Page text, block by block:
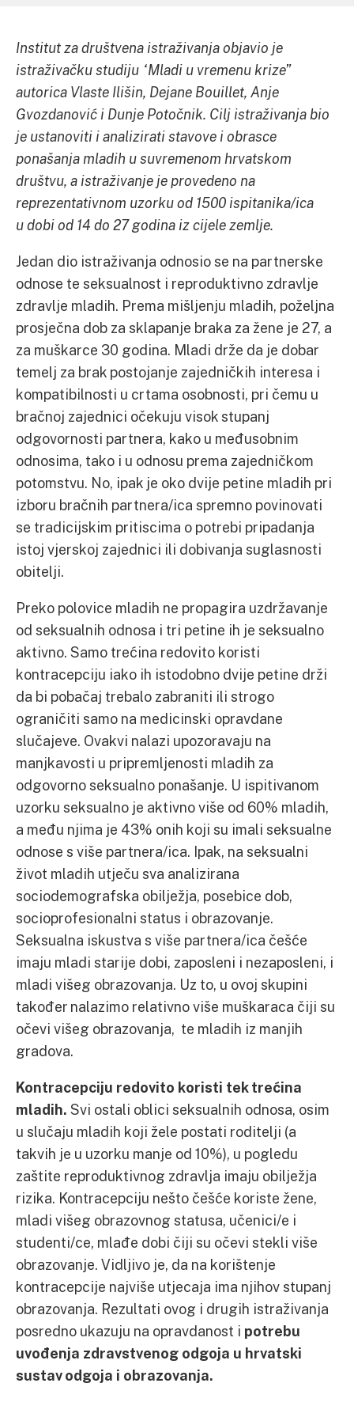
Institut za društvena istraživanja objavio je
istraživačku studiju “Mladi u vremenu krize”
autorica Vlaste Ilišin, Dejane Bouillet, Anje
Gvozdanović i Dunje Potočnik. Cilj istraživanja bio
je ustanoviti i analizirati stavove i obrasce
ponašanja mladih u suvremenom hrvatskom
društvu, a istraživanje je provedeno na
reprezentativnom uzorku od 1500 ispitanika/ica
u dobi od 14 do 27 godina iz cijele zemlje.
Jedan dio istraživanja odnosio se na partnerske
odnose te seksualnost i reproduktivno zdravlje
zdravlje mladih. Prema mišljenju mladih, poželjna
prosječna dob za sklapanje braka za žene je 27, a
za muškarce 30 godina. Mladi drže da je dobar
temelj za brak postojanje zajedničkih interesa i
kompatibilnosti u crtama osobnosti, pri čemu u
bračnoj zajednici očekuju visok stupanj
odgovornosti partnera, kako u međusobnim
odnosima, tako i u odnosu prema zajedničkom
potomstvu. No, ipak je oko dvije petine mladih pri
izboru bračnih partnera/ica spremno povinovati
se tradicijskim pritiscima o potrebi pripadanja
istoj vjerskoj zajednici ili dobivanja suglasnosti
obitelji.
Preko polovice mladih ne propagira uzdržavanje
od seksualnih odnosa i tri petine ih je seksualno
aktivno. Samo trećina redovito koristi
kontracepciju iako ih istodobno dvije petine drži
da bi pobačaj trebalo zabraniti ili strogo
ograničiti samo na medicinski opravdane
slučajeve. Ovakvi nalazi upozoravaju na
manjkavosti u pripremljenosti mladih za
odgovorno seksualno ponašanje. U ispitivanom
uzorku seksualno je aktivno više od 60% mladih,
a među njima je 43% onih koji su imali seksualne
odnose s više partnera/ica. Ipak, na seksualni
život mladih utječu sva analizirana
sociodemografska obilježja, posebice dob,
socioprofesionalni status i obrazovanje.
Seksualna iskustva s više partnera/ica češće
imaju mladi starije dobi, zaposleni i nezaposleni, i
mladi višeg obrazovanja. Uz to, u ovoj skupini
također nalazimo relativno više muškaraca čiji su
očevi višeg obrazovanja, te mladih iz manjih
gradova.
Kontracepciju redovito koristi tek trećina
mladih. Svi ostali oblici seksualnih odnosa, osim
u slučaju mladih koji žele postati roditelji (a
takvih je u uzorku manje od 10%), u pogledu
zaštite reproduktivnog zdravlja imaju obilježja
rizika. Kontracepciju nešto češće koriste žene,
mladi višeg obrazovnog statusa, učenici/e i
studenti/ce, mlađe dobi čiji su očevi stekli više
obrazovanje. Vidljivo je, da na korištenje
kontracepcije najviše utjecaja ima njihov stupanj
obrazovanja. Rezultati ovog i drugih istraživanja
posredno ukazuju na opravdanost i potrebu
uvođenja zdravstvenog odgoja u hrvatski
sustav odgoja i obrazovanja.